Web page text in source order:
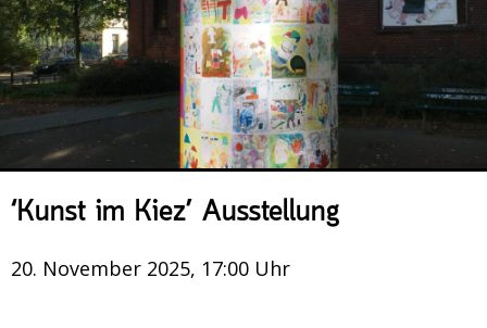
Was ist das Pöge-Haus?
Team
Organisation
Mitarbeit
Veranstaltungsrückblick
Kontakt und Anfahrt
‘Kunst im Kiez’ Ausstellung
20. November 2025, 17:00 Uhr